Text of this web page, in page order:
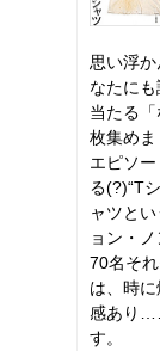
思い浮
なたに
当たる
枚集め
エピソ
る(?)“T
ャツと
ョン・
70名そ
は、時
感あり
す。